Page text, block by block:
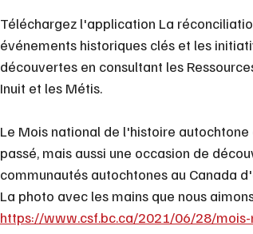
Téléchargez l'application La
événements historiques clés et les
découvertes en consultant les
Inuit et les Métis.
Le Mois national de l'histoire
passé, mais aussi une occasion de
communautés autochtones au Canada
La photo avec les mains que nous
https://www.csf.bc.ca/2021/06/28/